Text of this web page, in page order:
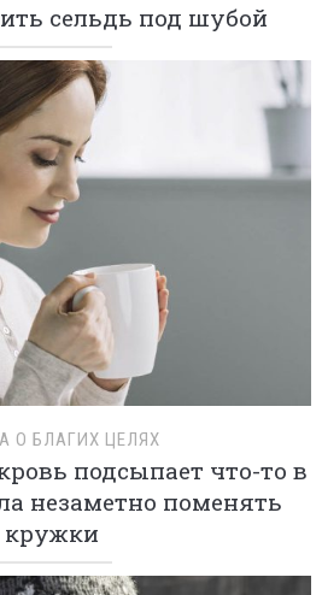
сельдь под шубой
О БЛАГИХ ЦЕЛЯХ
подсыпает что-то в
незаметно поменять
кружки